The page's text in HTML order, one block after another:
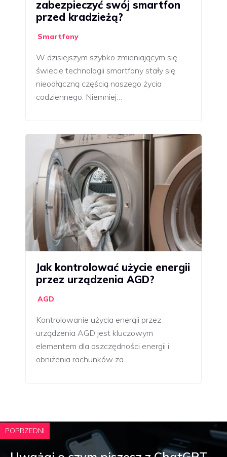
zabezpieczyć swój smartfon
przed kradzieżą?
Smartfony
W dzisiejszym szybko zmieniającym się
świecie technologii smartfony stały się
nieodłączną częścią naszego życia
codziennego. Niemniej…
Jak kontrolować użycie energii
przez urządzenia AGD?
AGD
Kontrolowanie użycia energii przez
urządzenia AGD jest kluczowym
elementem dla oszczędności energii i
obniżenia rachunków za…
POPRZEDNI